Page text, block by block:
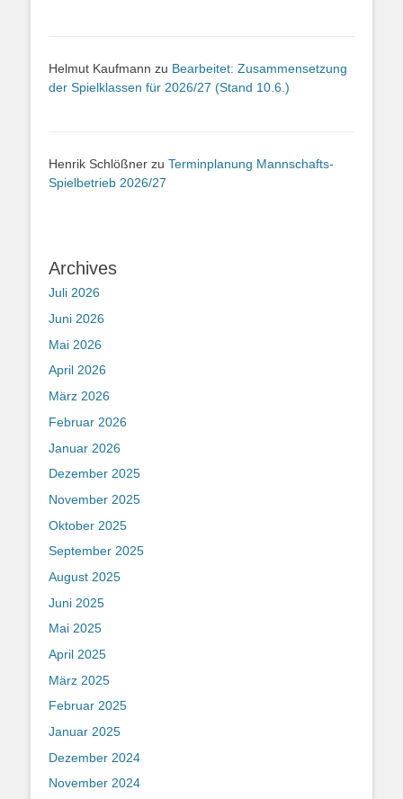
Helmut Kaufmann zu Bearbeitet: Zusammensetzung
der Spielklassen für 2026/27 (Stand 10.6.)
Henrik Schlößner zu Terminplanung Mannschafts-
Spielbetrieb 2026/27
Archives
Juli 2026
Juni 2026
Mai 2026
April 2026
März 2026
Februar 2026
Januar 2026
Dezember 2025
November 2025
Oktober 2025
September 2025
August 2025
Juni 2025
Mai 2025
April 2025
März 2025
Februar 2025
Januar 2025
Dezember 2024
November 2024